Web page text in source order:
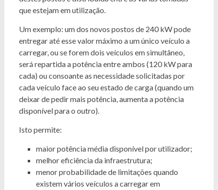
que estejam em utilização.
Um exemplo: um dos novos postos de 240 kW pode
entregar até esse valor máximo a um único veículo a
carregar, ou se forem dois veículos em simultâneo,
será repartida a potência entre ambos (120 kW para
cada) ou consoante as necessidade solicitadas por
cada veículo face ao seu estado de carga (quando um
deixar de pedir mais potência, aumenta a potência
disponível para o outro).
Isto permite:
maior potência média disponível por utilizador;
melhor eficiência da infraestrutura;
menor probabilidade de limitações quando
existem vários veículos a carregar em